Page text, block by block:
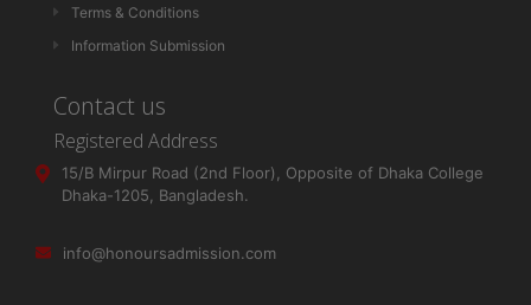
Terms & Conditions
Information Submission
Contact us
Registered Address
15/B Mirpur Road (2nd Floor), Opposite of Dhaka College
Dhaka-1205, Bangladesh.
info@honoursadmission.com